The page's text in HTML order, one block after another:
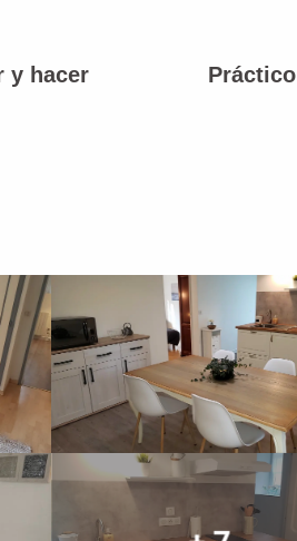
y hacer Práctico